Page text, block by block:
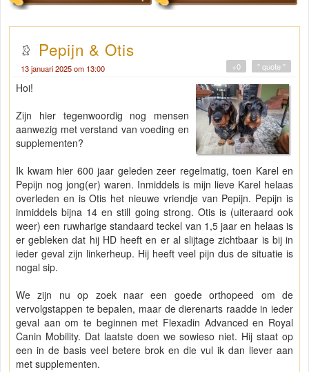
Pepijn & Otis
13 januari 2025 om 13:00 " quote "
+0
Hoi!
Zijn hier tegenwoordig nog mensen
aanwezig met verstand van voeding en
supplementen?
Ik kwam hier 600 jaar geleden zeer regelmatig, toen Karel en
Pepijn nog jong(er) waren. Inmiddels is mijn lieve Karel helaas
overleden en is Otis het nieuwe vriendje van Pepijn. Pepijn is
inmiddels bijna 14 en still going strong. Otis is (uiteraard ook
weer) een ruwharige standaard teckel van 1,5 jaar en helaas is
er gebleken dat hij HD heeft en er al slijtage zichtbaar is bij in
ieder geval zijn linkerheup. Hij heeft veel pijn dus de situatie is
nogal sip.
We zijn nu op zoek naar een goede orthopeed om de
vervolgstappen te bepalen, maar de dierenarts raadde in ieder
geval aan om te beginnen met Flexadin Advanced en Royal
Canin Mobility. Dat laatste doen we sowieso niet. Hij staat op
een in de basis veel betere brok en die vul ik dan liever aan
met supplementen.